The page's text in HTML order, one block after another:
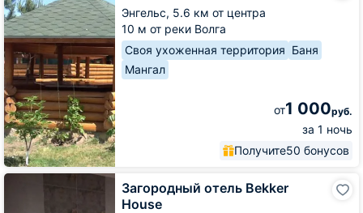
Энгельс, 5.6 км от центра
10 м от реки Волга
Своя ухоженная территория Баня
Мангал
от1 000руб.
за 1 ночь
Получите50 бонусов
Зелёный
мыс
Загородный отель Bekker
House
Загородный